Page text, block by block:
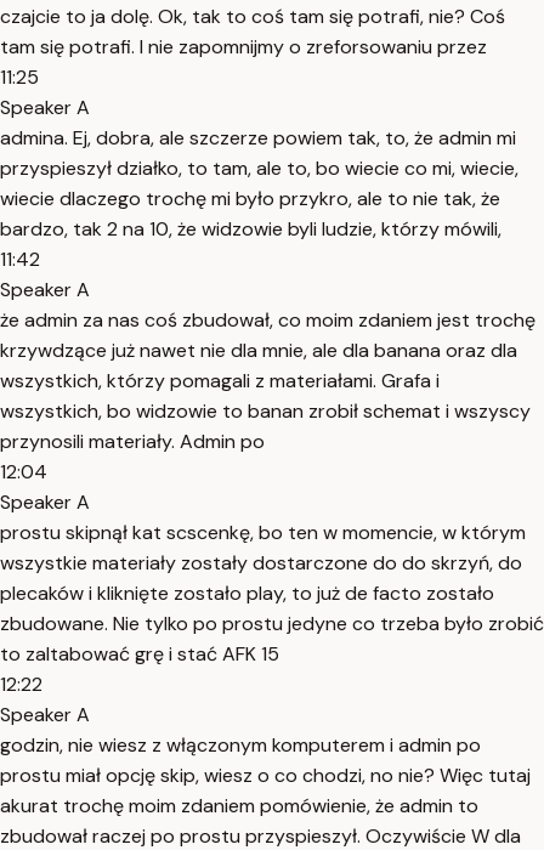
czajcie to ja dolę. Ok, tak to coś tam się potrafi, nie? Coś
tam się potrafi. I nie zapomnijmy o zreforsowaniu przez
11:25
Speaker A
admina. Ej, dobra, ale szczerze powiem tak, to, że admin mi
przyspieszył działko, to tam, ale to, bo wiecie co mi, wiecie,
wiecie dlaczego trochę mi było przykro, ale to nie tak, że
bardzo, tak 2 na 10, że widzowie byli ludzie, którzy mówili,
11:42
Speaker A
że admin za nas coś zbudował, co moim zdaniem jest trochę
krzywdzące już nawet nie dla mnie, ale dla banana oraz dla
wszystkich, którzy pomagali z materiałami. Grafa i
wszystkich, bo widzowie to banan zrobił schemat i wszyscy
przynosili materiały. Admin po
12:04
Speaker A
prostu skipnął kat scscenkę, bo ten w momencie, w którym
wszystkie materiały zostały dostarczone do do skrzyń, do
plecaków i kliknięte zostało play, to już de facto zostało
zbudowane. Nie tylko po prostu jedyne co trzeba było zrobić
to zaltabować grę i stać AFK 15
12:22
Speaker A
godzin, nie wiesz z włączonym komputerem i admin po
prostu miał opcję skip, wiesz o co chodzi, no nie? Więc tutaj
akurat trochę moim zdaniem pomówienie, że admin to
zbudował raczej po prostu przyspieszył. Oczywiście W dla